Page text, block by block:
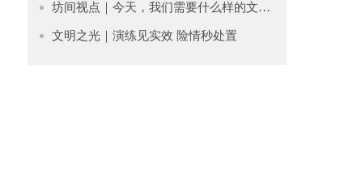
坊间视点｜今天，我们需要什么样的文学？
文明之光｜​演练见实效 险情秒处置